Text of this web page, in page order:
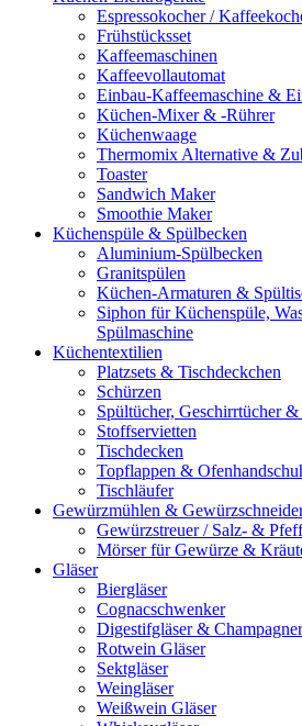
Espressokocher /
Frühstücksset
Kaffeemaschinen
Kaffeevollautomat
Einbau-Kaffeemaschine &
Küchen-Mixer & -Rührer
Küchenwaage
Thermomix Alternative &
Toaster
Sandwich Maker
Smoothie Maker
Küchenspüle & Spülbecken
Aluminium-Spülbecken
Granitspülen
Küchen-Armaturen &
Siphon für Küchenspüle,
Spülmaschine
Küchentextilien
Platzsets & Tischdeckchen
Schürzen
Spültücher, Geschirrtücher
Stoffservietten
Tischdecken
Topflappen &
Tischläufer
Gewürzmühlen &
Gewürzstreuer / Salz- &
Mörser für Gewürze &
Gläser
Biergläser
Cognacschwenker
Digestifgläser &
Rotwein Gläser
Sektgläser
Weingläser
Weißwein Gläser